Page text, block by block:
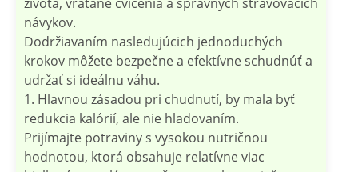
návykov.
Dodržiavaním nasledujúcich jednoduchých
krokov môžete bezpečne a efektívne schudnúť a
udržať si ideálnu váhu.
1. Hlavnou zásadou pri chudnutí, by mala byť
redukcia kalórií, ale nie hladovaním.
Prijímajte potraviny s vysokou nutričnou
hodnotou, ktorá obsahuje relatívne viac